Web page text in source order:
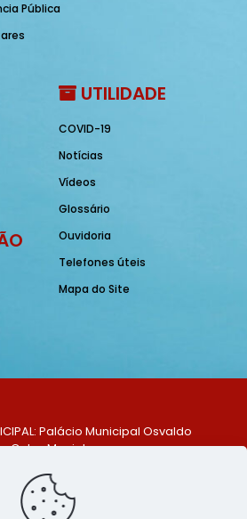
Pública
UTILIDADE
COVID-19
Notícias
Vídeos
Glossário
Ouvidoria
Telefones úteis
Mapa do Site
Palácio Municipal Osvaldo
Celso Maciel
do Una - PE. CEP: 553370-128
(81) 99548-1569